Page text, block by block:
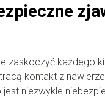
zaskoczyć każdego
kontakt z
niezwykle